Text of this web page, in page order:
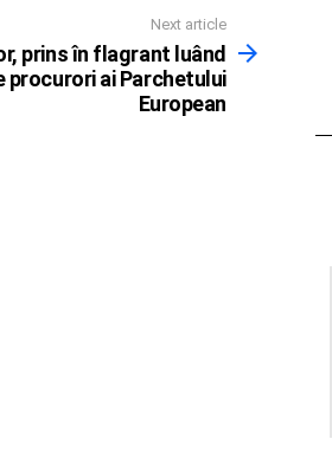
Next article
prins în flagrant luând
procurori ai Parchetului
European